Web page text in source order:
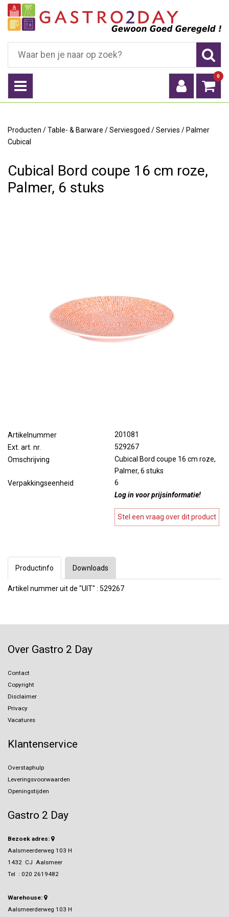
0
Producten /Table- & Barware /Serviesgoed /Servies / Palmer
Cubical
Cubical Bord coupe 16 cm roze,
Palmer, 6 stuks
Artikelnummer
201081
Ext. art. nr.
529267
Omschrijving
Cubical Bord coupe 16 cm roze,
Palmer, 6 stuks
Verpakkingseenheid
6
Log in voor prijsinformatie!
Stel een vraag over dit product
Productinfo
Artikel nummer uit de "UIT" : 529267
Downloads
Over Gastro 2 Day
Contact
Copyright
Disclaimer
Privacy
Vacatures
Klantenservice
Overstaphulp
Leveringsvoorwaarden
Openingstijden
Gastro 2 Day
Bezoek adres:
Aalsmeerderweg 103 H
1432 CJ Aalsmeer
Tel : 020 2619482
Warehouse:
Aalsmeerderweg 103 H